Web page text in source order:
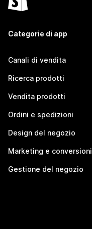
Categorie di app
Canali di vendita
Ricerca prodotti
Vendita prodotti
Ordini e spedizioni
Design del negozio
Marketing e conversioni
Gestione del negozio